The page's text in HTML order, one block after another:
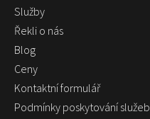
Služby
Řekli o nás
Blog
Ceny
Kontaktní formulář
Podmínky poskytování služeb